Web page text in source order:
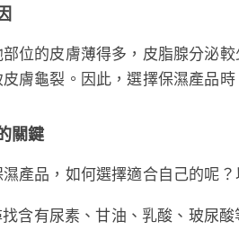
位的皮膚薄得多，皮脂腺分泌
膚龜裂。因此，選擇保濕產品時
關鍵
產品，如何選擇適合自己的呢
含有尿素、甘油、乳酸、玻尿